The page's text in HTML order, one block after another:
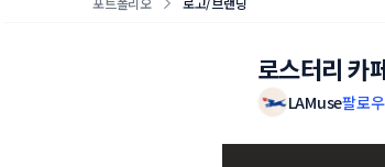
로스터리 카
LAMuse팔로우